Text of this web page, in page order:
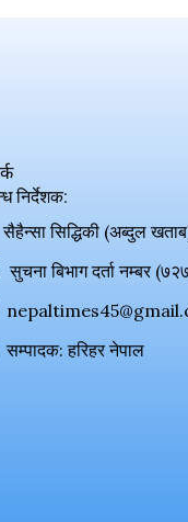
निर्देशक:
सैहैन्सा सिद्धिकी (अब्दुल
सुचना बिभाग दर्ता नम्बर
सम्पादक: हरिहर नेपाल